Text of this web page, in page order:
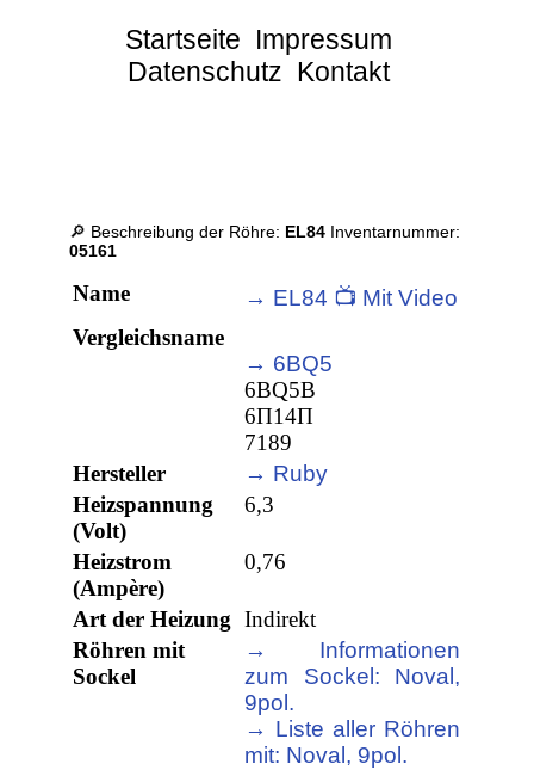
Startseite Impressum
Datenschutz Kontakt
🔎 Beschreibung der Röhre: EL84 Inventarnummer:
05161
Name
→ EL84 📺 Mit Video
Vergleichsname
→ 6BQ5
6BQ5B
6П14П
7189
Hersteller
→ Ruby
Heizspannung
(Volt)
6,3
Heizstrom
(Ampère)
0,76
Art der Heizung Indirekt
Röhren mit
Sockel
→ Informationen
zum Sockel: Noval,
9pol.
→ Liste aller Röhren
mit: Noval, 9pol.